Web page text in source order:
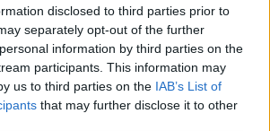
disclosed to third parties prior to
separately opt-out of the further
information by third parties on the
participants. This information may
us to third parties on the IAB’s List of
that may further disclose it to other
dėkite į kepimo rankovę ir
temperatūroje, kol